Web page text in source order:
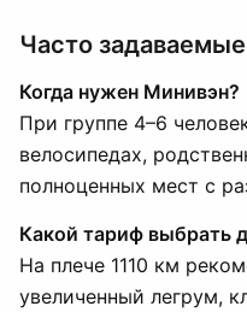
Часто
Когда нужен Минивэн?
При группе 4–6
велосипедах,
полноценных мест с
Какой тариф выбрать
На плече 1110 км
увеличенный легрум,